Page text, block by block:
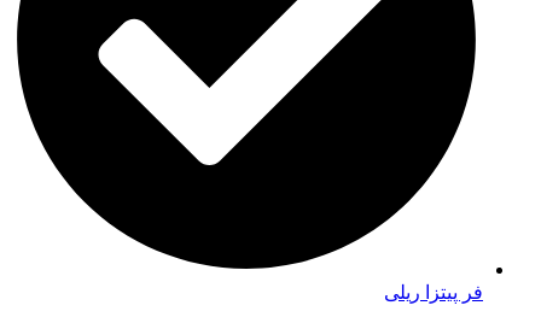
فر پیتزا ریلی